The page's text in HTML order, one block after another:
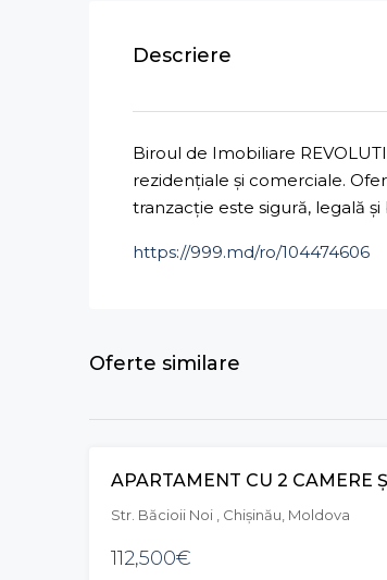
Descriere
Biroul de Imobiliare
rezidențiale și comerciale.
tranzacție este sigură, legală
https://999.md/ro/104474606
Oferte similare
Str. Băcioii Noi , Chișinău, Moldova
112,500€